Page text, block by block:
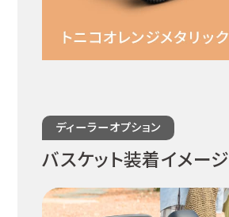
ディーラーオプション
バスケット装着イメージ